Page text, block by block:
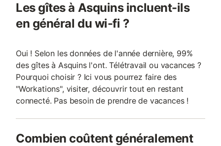
Les gîtes à Asquins incluent-ils
en général du wi-fi ?
Oui ! Selon les données de l'année dernière, 99%
des gîtes à Asquins l'ont. Télétravail ou vacances ?
Pourquoi choisir ? Ici vous pourrez faire des
"Workations", visiter, découvrir tout en restant
connecté. Pas besoin de prendre de vacances !
Combien coûtent généralement